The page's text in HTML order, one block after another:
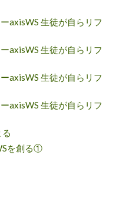
axisWS 生徒が自らリフ
axisWS 生徒が自らリフ
axisWS 生徒が自らリフ
axisWS 生徒が自らリフ
を創る①